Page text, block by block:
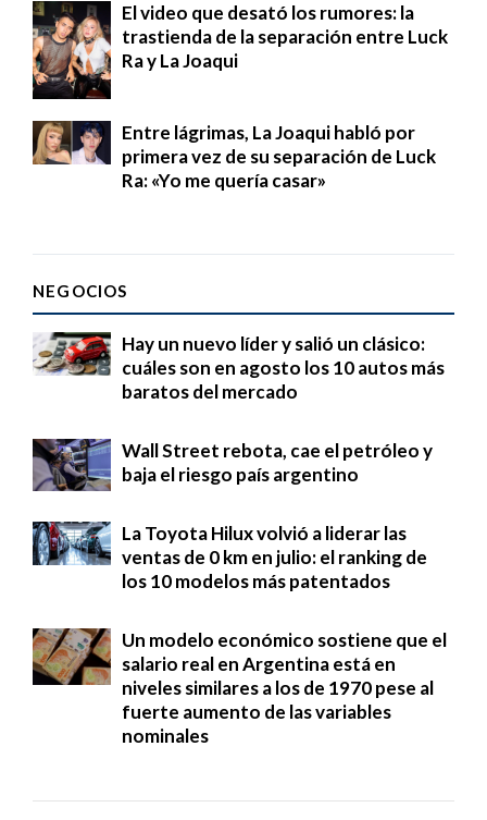
El video que desató los rumores: la
trastienda de la separación entre Luck
Ra y La Joaqui
Entre lágrimas, La Joaqui habló por
primera vez de su separación de Luck
Ra: «Yo me quería casar»
NEGOCIOS
Hay un nuevo líder y salió un clásico:
cuáles son en agosto los 10 autos más
baratos del mercado
Wall Street rebota, cae el petróleo y
baja el riesgo país argentino
La Toyota Hilux volvió a liderar las
ventas de 0 km en julio: el ranking de
los 10 modelos más patentados
Un modelo económico sostiene que el
salario real en Argentina está en
niveles similares a los de 1970 pese al
fuerte aumento de las variables
nominales